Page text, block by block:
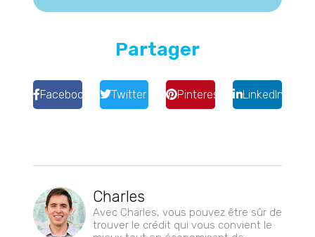
Partager
Facebook Twitter Pinterest LinkedIn
Charles
Avec Charles, vous pouvez être sûr de
trouver le crédit qui vous convient le